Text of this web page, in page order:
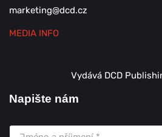
marketing@dcd.cz
MEDIA INFO
Vydává DCD
Napište nám